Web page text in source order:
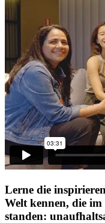
Lerne die
Welt kennen, die
standen: